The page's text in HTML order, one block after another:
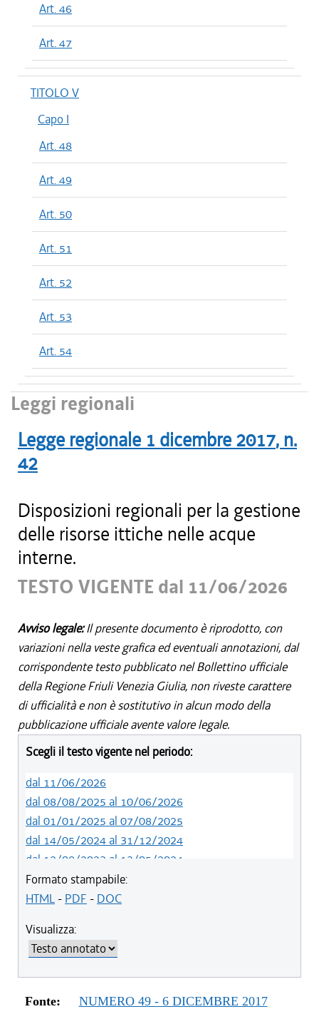
Art. 46
Art. 47
TITOLO V
Capo I
Art. 48
Art. 49
Art. 50
Art. 51
Art. 52
Art. 53
Art. 54
Leggi regionali
Legge regionale 1 dicembre 2017, n.
42
Disposizioni regionali per la gestione
delle risorse ittiche nelle acque
interne.
TESTO VIGENTE dal 11/06/2026
Avviso legale:Il presente documento è riprodotto, con
variazioni nella veste grafica ed eventuali annotazioni, dal
corrispondente testo pubblicato nel Bollettino ufficiale
della Regione Friuli Venezia Giulia, non riveste carattere
di ufficialità e non è sostitutivo in alcun modo della
pubblicazione ufficiale avente valore legale.
Scegli il testo vigente nel periodo:
dal 11/06/2026
dal 08/08/2025 al 10/06/2026
dal 01/01/2025 al 07/08/2025
dal 14/05/2024 al 31/12/2024
dal 12/08/2023 al 13/05/2024
dal 01/01/2023 al 11/08/2023
dal 14/06/2022 al 31/12/2022
dal 20/05/2021 al 05/11/2021
dal 11/08/2020 al 19/05/2021
dal 01/01/2020 al 10/08/2020
dal 11/07/2019 al 31/12/2019
Formato stampabile:
HTML- PDF - DOC
Visualizza:
Fonte:
NUMERO 49 - 6 DICEMBRE 2017